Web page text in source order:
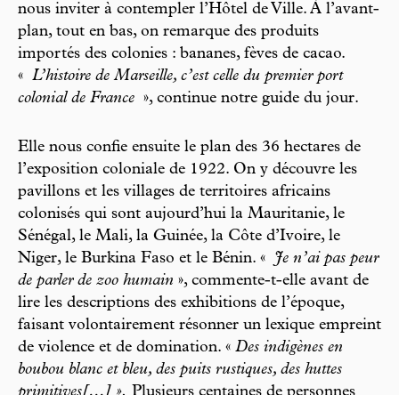
nous inviter à contempler l’Hôtel de Ville. À l’avant-
plan, tout en bas, on remarque des produits
importés des colonies : bananes, fèves de cacao.
« L’histoire de Marseille, c’est celle du premier port
colonial de France », continue notre guide du jour.
Elle nous confie ensuite le plan des 36 hectares de
l’exposition coloniale de 1922. On y découvre les
pavillons et les villages de territoires africains
colonisés qui sont aujourd’hui la Mauritanie, le
Sénégal, le Mali, la Guinée, la Côte d’Ivoire, le
Niger, le Burkina Faso et le Bénin. «
Je n’ai pas peur
de parler de zoo humain », commente-t-elle avant de
lire les descriptions des exhibitions de l’époque,
faisant volontairement résonner un lexique empreint
de violence et de domination. « Des indigènes en
boubou blanc et bleu, des puits rustiques, des huttes